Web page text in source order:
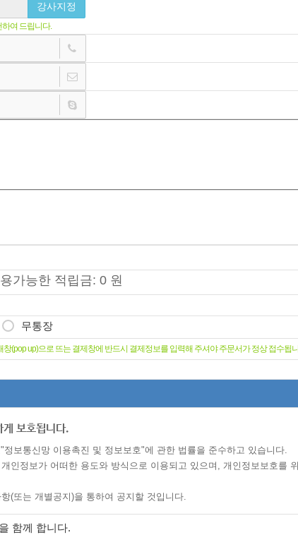
강사지정
여 드립니다.
가능한 적립금: 0 원
무통장
(pop up)으로 뜨는 결제창에 반드시 결제정보를 입력해 주셔야 주문서가 정상 접수됩
보호됩니다.
보통신망 이용촉진 및 정보보호"에 관한 법률을 준수하고 있습니다.
인정보가 어떠한 용도와 방식으로 이용되고 있으며, 개인정보보호를
(또는 개별공지)을 통하여 공지할 것입니다.
함께 합니다.